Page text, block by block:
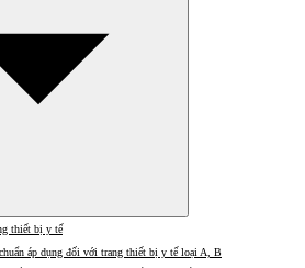
thiết bị y tế
áp dụng đối với trang thiết bị y tế loại A, B